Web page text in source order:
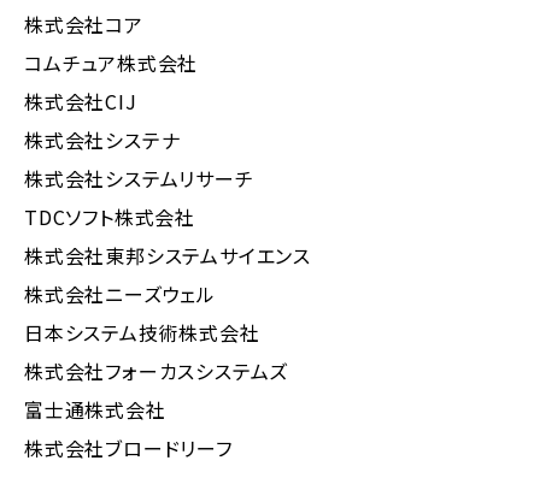
株式会社コア
コムチュア株式会社
株式会社CIJ
株式会社システナ
株式会社システムリサーチ
TDCソフト株式会社
株式会社東邦システムサイエンス
株式会社ニーズウェル
日本システム技術株式会社
株式会社フォーカスシステムズ
富士通株式会社
株式会社ブロードリーフ